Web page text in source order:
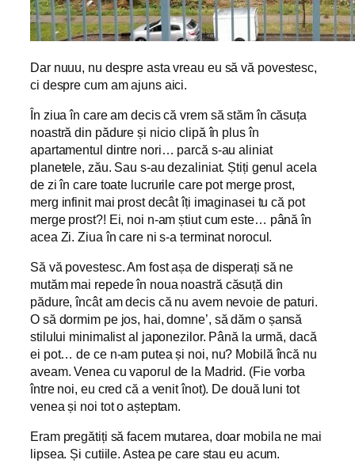
Dar nuuu, nu despre asta vreau eu să vă povestesc,
ci despre cum am ajuns aici.
În ziua în care am decis că vrem să stăm în căsuța
noastră din pădure și nicio clipă în plus în
apartamentul dintre nori… parcă s-au aliniat
planetele, zău. Sau s-au dezaliniat. Știți genul acela
de zi în care toate lucrurile care pot merge prost,
merg infinit mai prost decât îți imaginasei tu că pot
merge prost?! Ei, noi n-am știut cum este… până în
acea Zi. Ziua în care ni s-a terminat norocul.
Să vă povestesc. Am fost așa de disperați să ne
mutăm mai repede în noua noastră căsuță din
pădure, încât am decis că nu avem nevoie de paturi.
O să dormim pe jos, hai, domne’, să dăm o șansă
stilului minimalist al japonezilor. Până la urmă, dacă
ei pot… de ce n-am putea și noi, nu? Mobilă încă nu
aveam. Venea cu vaporul de la Madrid. (Fie vorba
între noi, eu cred că a venit înot). De două luni tot
venea și noi tot o așteptam.
Eram pregătiți să facem mutarea, doar mobila ne mai
lipsea. Și cutiile. Astea pe care stau eu acum.